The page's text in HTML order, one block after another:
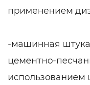
применением
-машинная
цементно-
использованием